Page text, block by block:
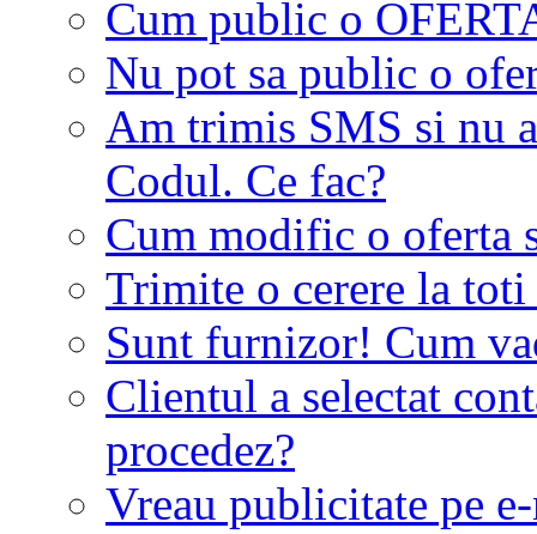
Cum public o
Nu pot sa public o
Am trimis SMS si nu
Codul. Ce fac?
Cum modific o oferta
Trimite o cerere la
Sunt furnizor! Cum
Clientul a selectat
procedez?
Vreau publicitate pe